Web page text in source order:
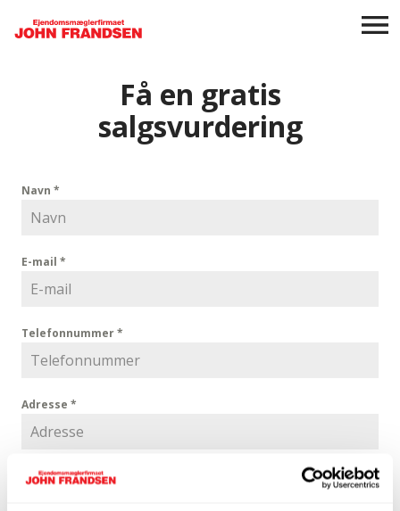
Få en gratis
salgsvurdering
Navn *
E-mail *
Telefonnummer*
Adresse *
Postnummer*